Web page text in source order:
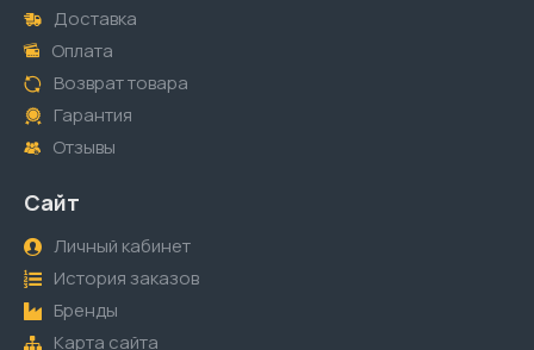
Доставка
Оплата
Возврат товара
Гарантия
Отзывы
Сайт
Личный кабинет
История заказов
Бренды
Карта сайта